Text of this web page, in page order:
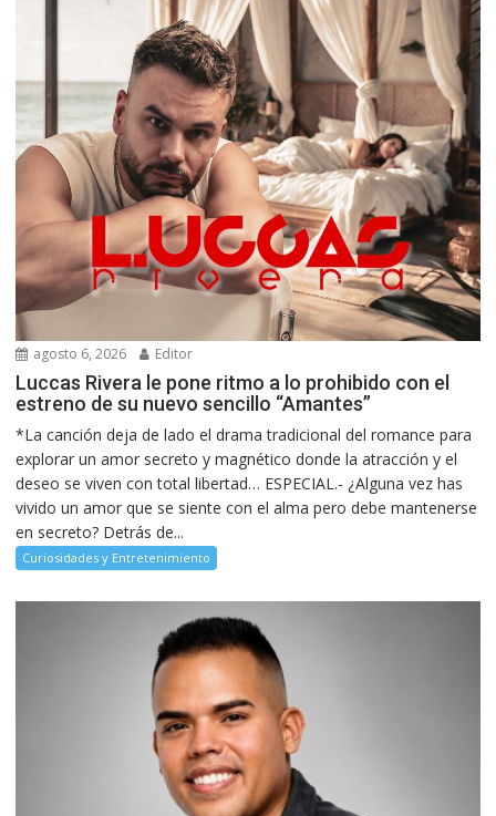
agosto 6, 2026 Editor
Luccas Rivera le pone ritmo a lo prohibido con el
estreno de su nuevo sencillo “Amantes”
*La canción deja de lado el drama tradicional del romance para
explorar un amor secreto y magnético donde la atracción y el
deseo se viven con total libertad… ESPECIAL.- ¿Alguna vez has
vivido un amor que se siente con el alma pero debe mantenerse
en secreto? Detrás de...
Curiosidades y Entretenimiento